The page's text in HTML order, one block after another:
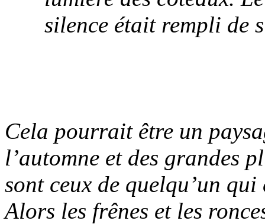
silence était rempli de
Cela pourrait être un
l’automne et des grandes
sont ceux de quelqu’un
Alors les frênes et les